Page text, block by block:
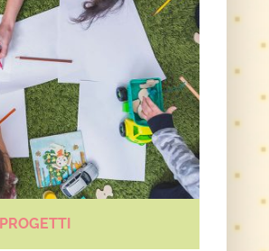
PROGETTI